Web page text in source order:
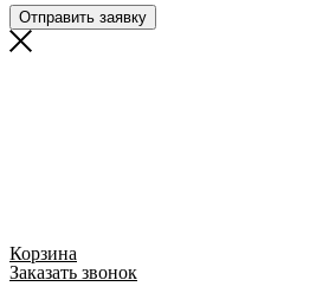
Отправить заявку
Корзина
Заказать звонок